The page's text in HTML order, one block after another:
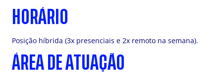
HORÁRIO
Posição híbrida (3x presenciais e 2x remoto na semana).
ÁREA DE ATUAÇÃO